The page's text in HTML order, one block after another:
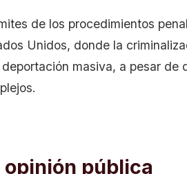
de los procedimientos
Unidos, donde la
masiva, a pesar
pública